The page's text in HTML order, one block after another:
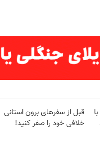
دوره آموزش جامع VueJs با
قبل از سفرهای برون استانی
خلافی خود را صفر کنید!